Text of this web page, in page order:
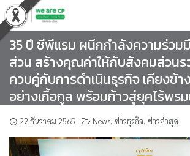
Skip
to
content
35 ปี ซีพีแรม ผนึกกำลังความร่ว
ส่วน สร้างคุณค่าให้กับสังคมส่วน
ควบคู่กับการดำเนินธุรกิจ เคียงข้
อย่างเกื้อกูล พร้อมก้าวสู่ยุคไร้พร
22 ธันวาคม 2565 News, ข่าวธุรกิจ, ข่าวล่าสุด